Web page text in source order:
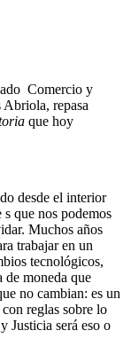
Comercio y
repasa
que hoy
desde el interior
s que nos podemos
Muchos años
trabajar en un
tecnológicos,
de moneda que
no cambian: es un
reglas sobre lo
Justicia será eso o